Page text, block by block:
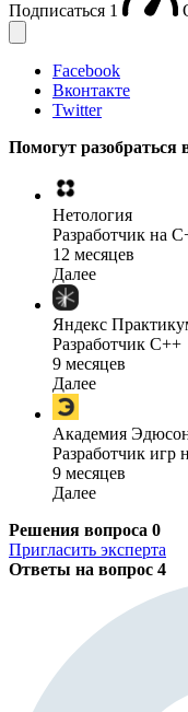
Подписаться 1
Facebook
Вконтакте
Twitter
Помогут разобраться
Нетология
Разработчик на
12 месяцев
Далее
Яндекс
Разработчик C++
9 месяцев
Далее
Академия
Разработчик игр
9 месяцев
Далее
Решения вопроса 0
Пригласить эксперта
Ответы на вопрос 4